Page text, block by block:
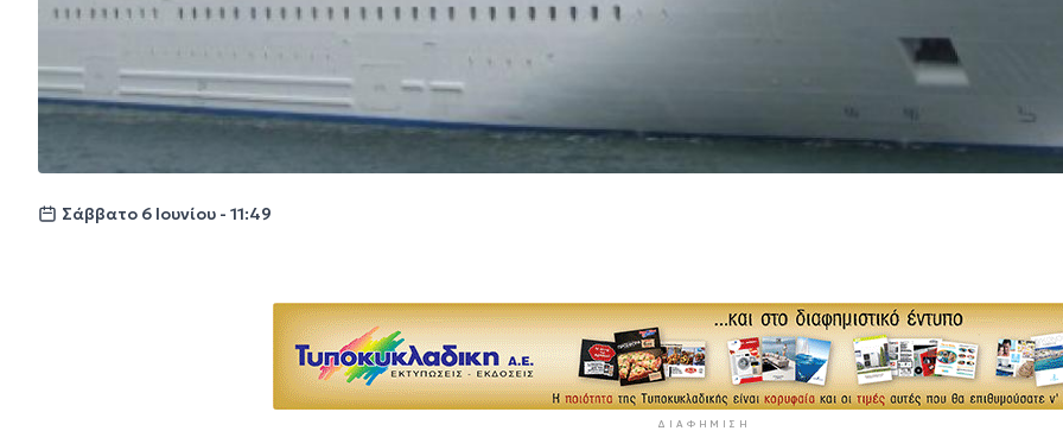
Σάββατο 6 Ιουνίου - 11:49
ΔΙΑΦΉΜΙΣΗ